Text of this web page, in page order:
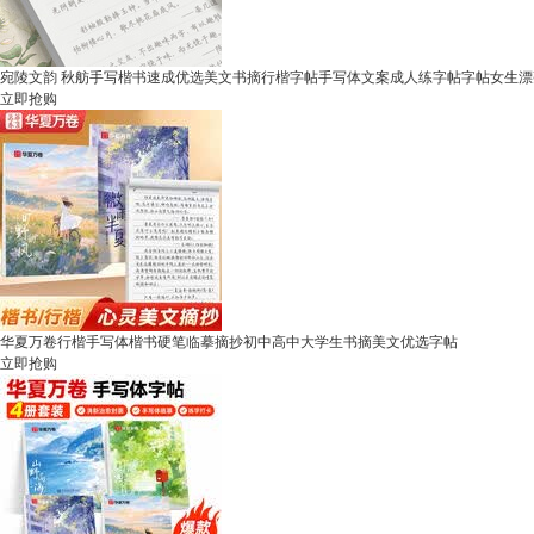
宛陵文韵 秋舫手写楷书速成优选美文书摘行楷字帖手写体文案成人练字帖字帖女生
立即抢购
华夏万卷行楷手写体楷书硬笔临摹摘抄初中高中大学生书摘美文优选字帖
立即抢购